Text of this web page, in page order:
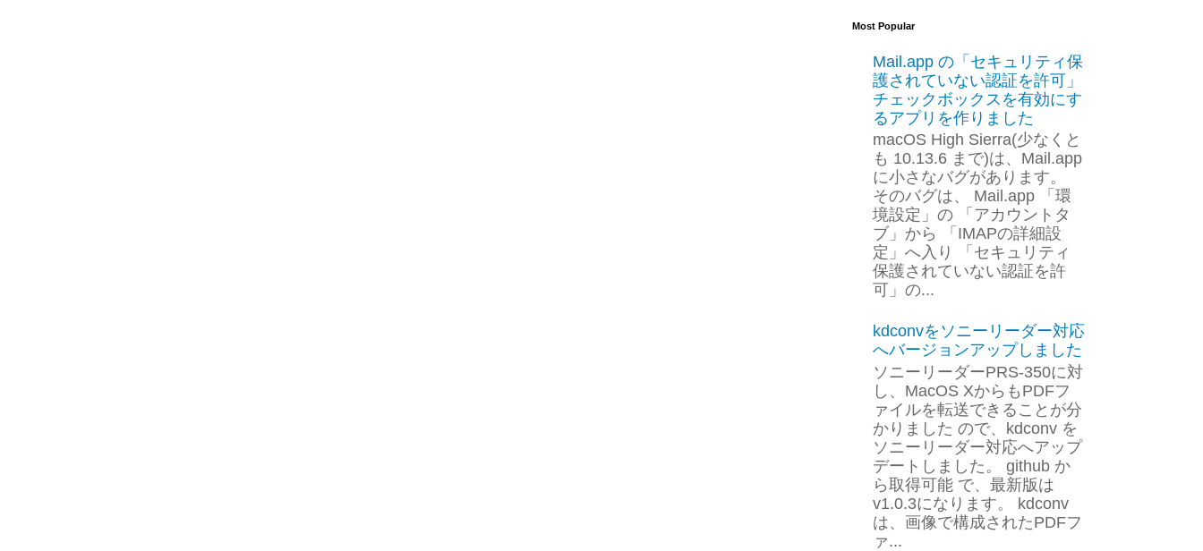
Most Popular
Mail.app の「セキュリティ保
護されていない認証を許可」
チェックボックスを有効にす
るアプリを作りました
macOS High Sierra(少なくと
も 10.13.6 まで)は、Mail.app
に小さなバグがあります。
そのバグは、 Mail.app 「環
境設定」の 「アカウントタ
ブ」から 「IMAPの詳細設
定」へ入り 「セキュリティ
保護されていない認証を許
可」の...
kdconvをソニーリーダー対応
へバージョンアップしました
ソニーリーダーPRS-350に対
し、MacOS XからもPDFフ
ァイルを転送できることが分
かりました ので、kdconv を
ソニーリーダー対応へアップ
デートしました。 github か
ら取得可能 で、最新版は
v1.0.3になります。 kdconv
は、画像で構成されたPDFフ
ァ...